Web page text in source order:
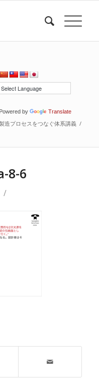
Powered by Translate
造プロセスをつなぐ体系講義 /
8-6
/